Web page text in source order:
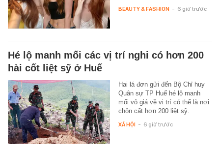
BEAUTY & FASHION - 6 giờ trước
Hé lộ manh mối các vị trí nghi có hơn 200
hài cốt liệt sỹ ở Huế
Hai lá đơn gửi đến Bộ Chỉ huy
Quân sự TP Huế hé lộ manh
mối vô giá về vị trí có thể là nơi
chôn cất hơn 200 liệt sỹ.
XÃ HỘI - 6 giờ trước